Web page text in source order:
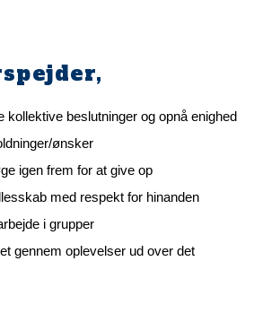
beslutninger og opnå enighed
ønsker
igen frem for at give op
med respekt for hinanden
i grupper
gennem oplevelser ud over det